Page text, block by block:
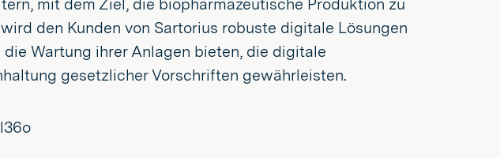
mit dem Ziel, die biopharmazeutische Produktion zu
den Kunden von Sartorius robuste digitale Lösungen
Wartung ihrer Anlagen bieten, die digitale
gesetzlicher Vorschriften gewährleisten.